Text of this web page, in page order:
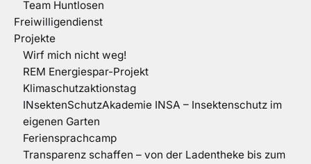
Team Huntlosen
Freiwilligendienst
Projekte
Wirf mich nicht weg!
REM Energiespar-Projekt
Klimaschutzaktionstag
INsektenSchutzAkademie INSA – Insektenschutz im
eigenen Garten
Feriensprachcamp
Transparenz schaffen – von der Ladentheke bis zum